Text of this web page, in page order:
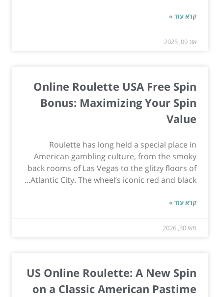
קרא עוד »
אוג 09, 2025
Online Roulette USA Free Spin
Bonus: Maximizing Your Spin
Value
Roulette has long held a special place in
American gambling culture, from the smoky
back rooms of Las Vegas to the glitzy floors of
Atlantic City. The wheel’s iconic red and black...
קרא עוד »
מאי 30, 2026
US Online Roulette: A New Spin
on a Classic American Pastime